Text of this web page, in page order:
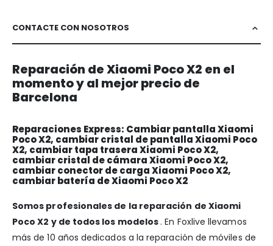
CONTACTE CON NOSOTROS
Reparación de Xiaomi Poco X2 en el
momento y al mejor precio de
Barcelona
Reparaciones Express: Cambiar pantalla Xiaomi
Poco X2, cambiar cristal de pantalla Xiaomi Poco
X2, cambiar tapa trasera Xiaomi Poco X2,
cambiar cristal de cámara Xiaomi Poco X2,
cambiar conector de carga Xiaomi Poco X2,
cambiar batería de Xiaomi Poco X2
Somos profesionales de la reparación de Xiaomi
Poco X2 y de todos los modelos. En Foxlive llevamos
más de 10 años dedicados a la reparación de móviles de